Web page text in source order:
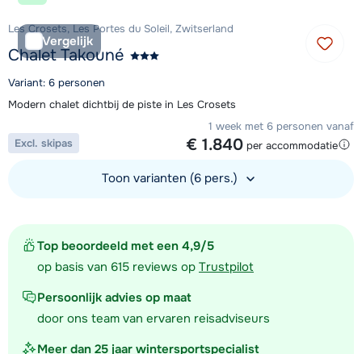
Top beoordeeld met een 4,9/5
op basis van 615 reviews op Trustpilot
Persoonlijk advies op maat
door ons team van ervaren reisadviseurs
Meer dan 25 jaar wintersportspecialist
Vergelijk
Les Crosets, Les Portes du Soleil, Zwitserland
Chalet Takouné
Variant: 6 personen
Modern chalet dichtbij de piste in Les Crosets
1 week met 6 personen vanaf
€ 1.840 per accommodatie
Excl. skipas
Toon varianten (6 pers.)